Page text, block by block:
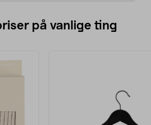
på vanlige ting